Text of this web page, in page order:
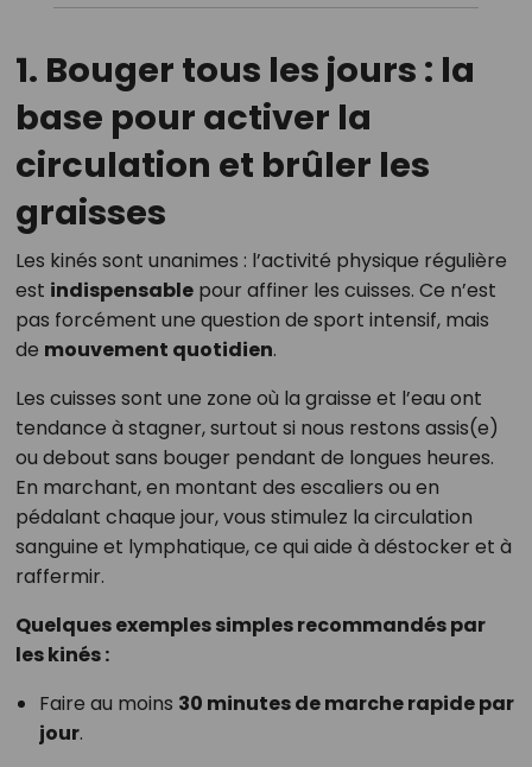
1. Bouger tous les jours : la
base pour activer la
circulation et brûler les
graisses
Les kinés sont unanimes : l’activité physique régulière
est indispensablepour affiner les cuisses. Ce n’est
pas forcément une question de sport intensif, mais
de mouvement quotidien.
Les cuisses sont une zone où la graisse et l’eau ont
tendance à stagner, surtout si nous restons assis(e)
ou debout sans bouger pendant de longues heures.
En marchant, en montant des escaliers ou en
pédalant chaque jour, vous stimulez la circulation
sanguine et lymphatique, ce qui aide à déstocker et à
raffermir.
Quelques exemples simples recommandés par
les kinés :
Faire au moins 30 minutes de marche rapide par
jour.